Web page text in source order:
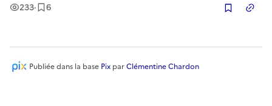
233Vues
· 6Enregistrement
Publiéedans la base Pix parClémentine Chardon